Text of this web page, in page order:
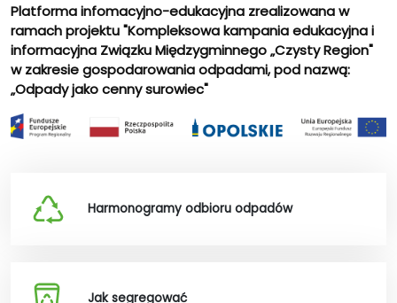
Platforma infomacyjno-edukacyjna zrealizowana w
ramach projektu "Kompleksowa kampania edukacyjna i
informacyjna Związku Międzygminnego „Czysty Region"
w zakresie gospodarowania odpadami, pod nazwą:
„Odpady jako cenny surowiec"
Harmonogramy odbioru odpadów
Jak segregować